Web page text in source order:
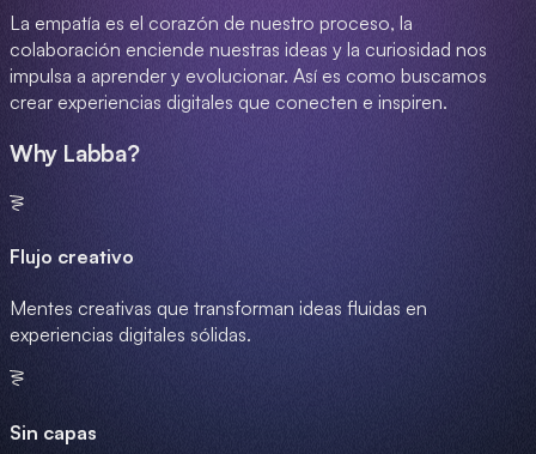
La empatía es el corazón de nuestro proceso, la
colaboración enciende nuestras ideas y la curiosidad nos
impulsa a aprender y evolucionar. Así es como buscamos
crear experiencias digitales que conecten e inspiren.
Why Labba?
Flujo creativo
Mentes creativas que transforman ideas fluidas en
experiencias digitales sólidas.
Sin capas